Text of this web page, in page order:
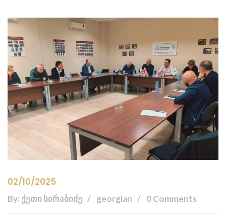
02/10/2025
By: ქეთი სირაბიძე georgian 0 Comments